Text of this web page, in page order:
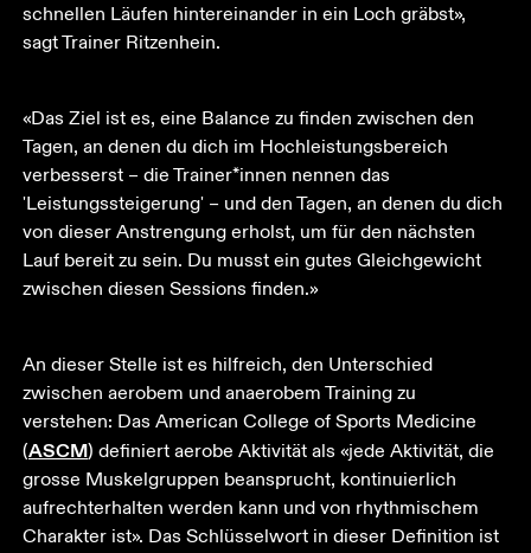
schnellen Läufen hintereinander in ein Loch gräbst»,
sagt Trainer Ritzenhein.
«Das Ziel ist es, eine Balance zu finden zwischen den
Tagen, an denen du dich im Hochleistungsbereich
verbesserst – die Trainer*innen nennen das
'Leistungssteigerung' – und den Tagen, an denen du dich
von dieser Anstrengung erholst, um für den nächsten
Lauf bereit zu sein. Du musst ein gutes Gleichgewicht
zwischen diesen Sessions finden.»
An dieser Stelle ist es hilfreich, den Unterschied
zwischen aerobem und anaerobem Training zu
verstehen: Das American College of Sports Medicine
(ASCM) definiert aerobe Aktivität als «jede Aktivität, die
grosse Muskelgruppen beansprucht, kontinuierlich
aufrechterhalten werden kann und von rhythmischem
Charakter ist». Das Schlüsselwort in dieser Definition ist